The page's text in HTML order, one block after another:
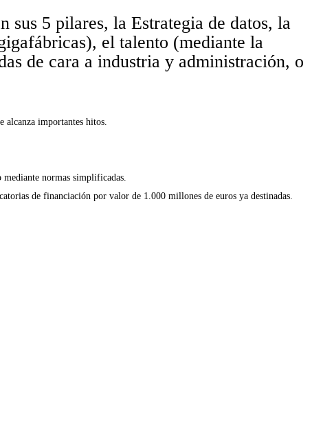
5 pilares, la Estrategia de datos, la
el talento (mediante la
de cara a industria y administración, o
importantes hitos.
normas simplificadas.
de financiación por valor de 1.000 millones de euros ya destinadas.